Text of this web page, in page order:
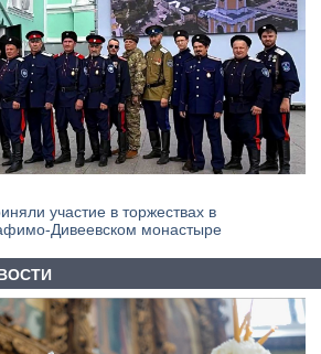
участие в торжествах в
монастыре